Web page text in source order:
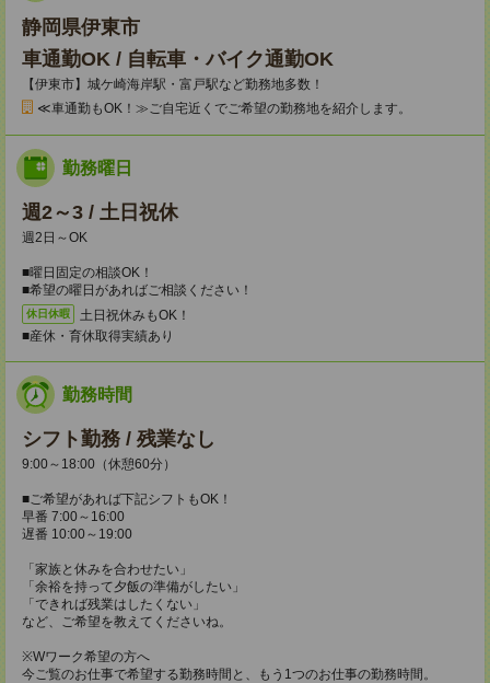
静岡県伊東市
車通勤OK / 自転車・バイク通勤OK
【伊東市】城ケ崎海岸駅・富戸駅など勤務地多数！
≪車通勤もOK！≫ご自宅近くでご希望の勤務地を紹介します。
勤務曜日
週2～3 / 土日祝休
週2日～OK
■曜日固定の相談OK！
■希望の曜日があればご相談ください！
休日休暇
土日祝休みもOK！
■産休・育休取得実績あり
勤務時間
シフト勤務 / 残業なし
9:00～18:00（休憩60分）
■ご希望があれば下記シフトもOK！
早番 7:00～16:00
遅番 10:00～19:00
「家族と休みを合わせたい」
「余裕を持って夕飯の準備がしたい」
「できれば残業はしたくない」
など、ご希望を教えてくださいね。
※Wワーク希望の方へ
今ご覧のお仕事で希望する勤務時間と、もう1つのお仕事の勤務時間。